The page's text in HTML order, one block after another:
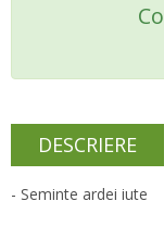
DESCRIERE
- Seminte ardei iute